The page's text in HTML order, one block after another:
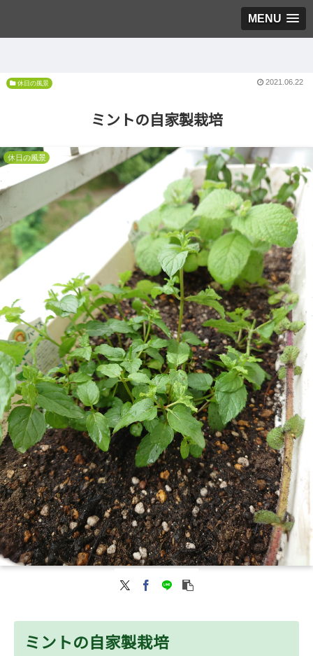
MENU
ミントの自家製栽培
休日の風景
2021.06.22
ミントの自家製栽培
休日の風景